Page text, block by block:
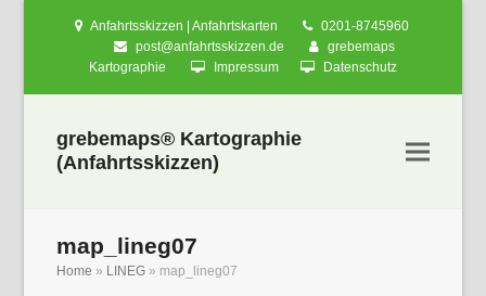
Anfahrtsskizzen | Anfahrtskarten
0201-8745960
post@anfahrtsskizzen.de
grebemaps
Kartographie
Impressum Datenschutz
grebemaps® Kartographie
(Anfahrtsskizzen)
map_lineg07
Home » LINEG » map_lineg07